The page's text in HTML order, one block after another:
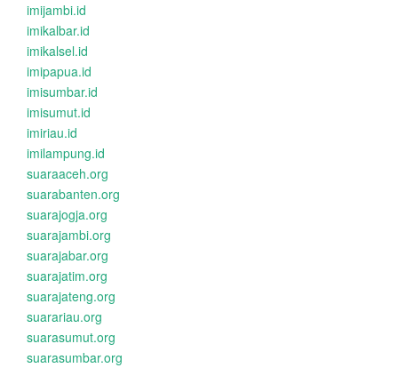
imijambi.id
imikalbar.id
imikalsel.id
imipapua.id
imisumbar.id
imisumut.id
imiriau.id
imilampung.id
suaraaceh.org
suarabanten.org
suarajogja.org
suarajambi.org
suarajabar.org
suarajatim.org
suarajateng.org
suarariau.org
suarasumut.org
suarasumbar.org